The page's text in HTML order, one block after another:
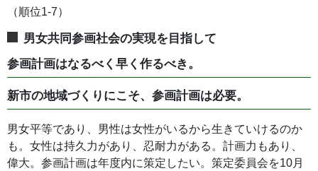
（順位1-7）
男女共同参画社会の実現を目指して
参画計画はなるべく早く作るべき。
新市の地域づくりにこそ、参画計画は必要。
男女平等であり、男性は女性がいるから生きていけるのか
も。女性は持久力があり、忍耐力がある。計画力もあり、
偉大。参画計画は年度内に策定したい。策定委員会を10月